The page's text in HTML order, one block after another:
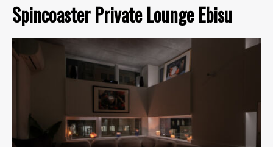
Spincoaster Private Lounge Ebisu